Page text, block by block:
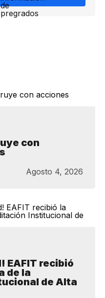
con
Agosto 4, 2026
EAFIT recibió
de la
de Alta